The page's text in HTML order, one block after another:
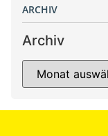
ARCHIV
Archiv